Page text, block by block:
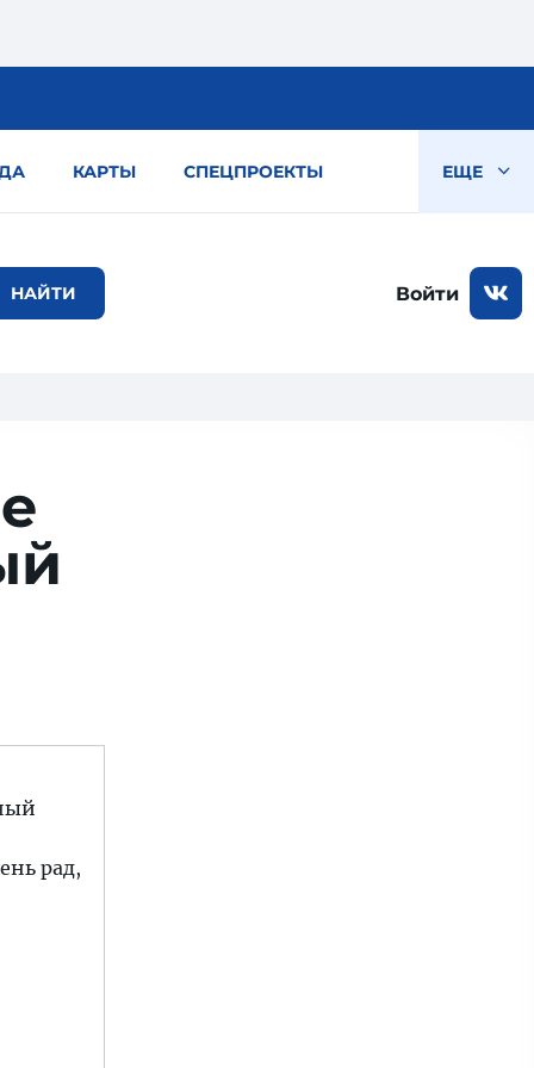
КАРТЫ СПЕЦПРОЕКТЫ ЕЩЕ
Войти
рад,